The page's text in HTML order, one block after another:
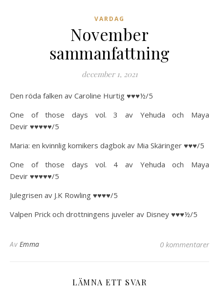
VARDAG
November
sammanfattning
december 1, 2021
Den röda falken av Caroline Hurtig ♥♥♥½/5
One of those days vol. 3 av Yehuda och Maya
Devir ♥♥♥♥♥/5
Maria: en kvinnlig komikers dagbok av Mia Skäringer ♥♥♥/5
One of those days vol. 4 av Yehuda och Maya
Devir ♥♥♥♥♥/5
Julegrisen av J.K Rowling ♥♥♥♥/5
Valpen Prick och drottningens juveler av Disney ♥♥♥½/5
Av Emma 0 kommentarer
LÄMNA ETT SVAR